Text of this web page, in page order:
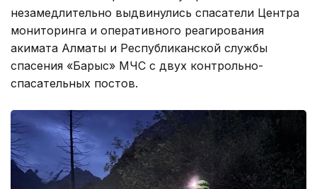
незамедлительно выдвинулись спасатели Центра
мониторинга и оперативного реагирования
акимата Алматы и Республиканской службы
спасения «Барыс» МЧС с двух контрольно-
спасательных постов.